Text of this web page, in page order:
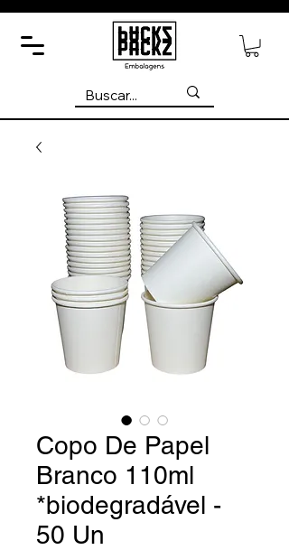
Copo De Papel
Branco 110ml
*biodegradável -
50 Un